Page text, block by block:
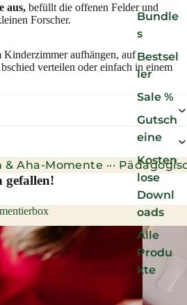
Bundle
s
Bestsel
ler
Sale %
Gutsch
eine
Kosten
lose
Downl
oads
Alle
Produ
kte
aus, befüllt die offenen Felder und
Forscher.
aufhängen, auf
verteilen oder einfach in einem
Aha-Momente ···
gefallen!